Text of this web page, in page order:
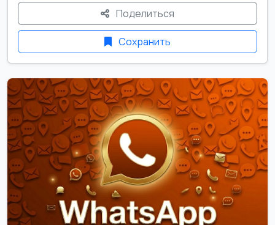
Поделиться
Сохранить